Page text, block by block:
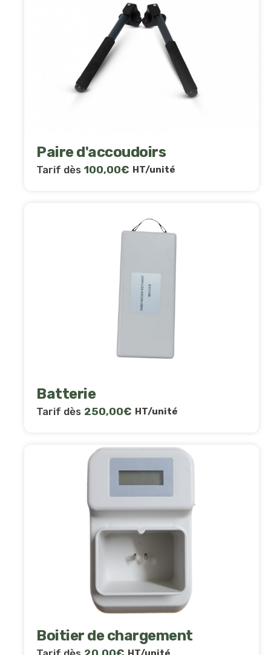
Paire d'accoudoirs
Tarif dès 100,00€ HT/unité
Batterie
Tarif dès 250,00€ HT/unité
Boitier de chargement